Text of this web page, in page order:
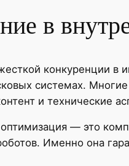
в
конкуренции в
системах.
и технические
— это
Именно она